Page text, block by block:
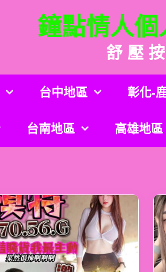
鐘點情人個
舒 壓
台中地區 彰化-
台南地區 高雄地區